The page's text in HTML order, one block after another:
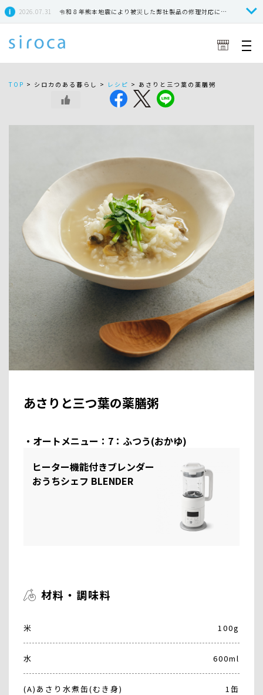
2026.07.31 令和８年熊本地震により被災した弊社製品の修理対応につきまして
TOP > シロカのある暮らし > レシピ > あさりと三つ葉の薬膳粥
あさりと三つ葉の薬膳粥
・オートメニュー：7：ふつう(おかゆ)
ヒーター機能付きブレンダー
おうちシェフ BLENDER
材料・調味料
米 100g
水 600ml
(A)あさり水煮缶(むき身) 1缶